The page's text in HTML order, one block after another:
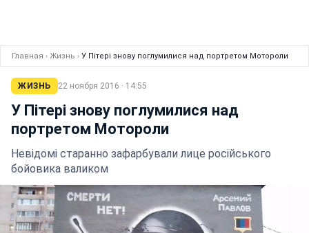
Главная › Жизнь › У Пітері знову поглумилися над портретом Мотороли
ЖИЗНЬ 22 ноября 2016 · 14:55
У Пітері знову поглумилися над
портретом Мотороли
Невідомі старанно зафарбували лице російського
бойовика валиком